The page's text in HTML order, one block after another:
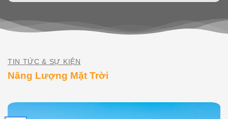
TIN TỨC & SỰ KIỆN
Năng Lượng Mặt Trời